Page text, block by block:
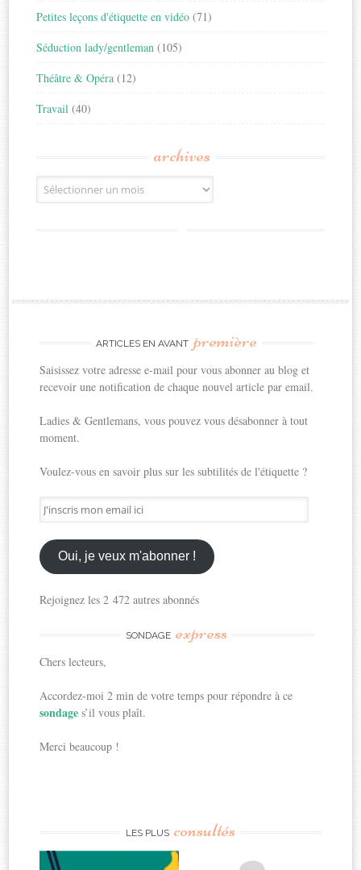
Petites leçons d'étiquette en vidéo (71)
Séduction lady/gentleman (105)
Théâtre & Opéra (12)
Travail (40)
archives
Archives
ARTICLES EN AVANT première
Saisissez votre adresse e-mail pour vous abonner au blog et
recevoir une notification de chaque nouvel article par email.
Ladies & Gentlemans, vous pouvez vous désabonner à tout
moment.
Voulez-vous en savoir plus sur les subtilités de l'étiquette ?
J'inscris
mon
email
ici
Oui, je veux m'abonner !
Rejoignez les 2 472 autres abonnés
SONDAGE express
Chers lecteurs,
Accordez-moi 2 min de votre temps pour répondre à ce
sondages’il vous plaît.
Merci beaucoup !
LES PLUS consultés